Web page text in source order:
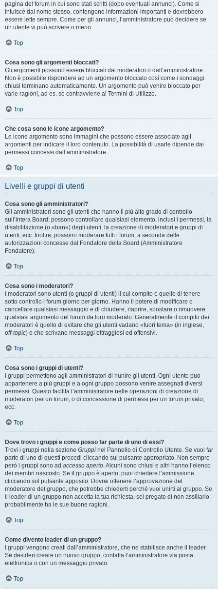
pagina del forum in cui sono stati scritti (dopo eventuali annunci). Come si
intuisce dal nome stesso, contengono informazioni importanti e dovrebbero
essere lette sempre. Come per gli annunci, l’amministratore può decidere se
un utente vi può scrivere o meno.
Top
Cosa sono gli argomenti bloccati?
Gli argomenti possono essere bloccati dai moderatori o dall’amministratore.
Non è possibile rispondere ad un argomento bloccato così come i sondaggi
chiusi terminano automaticamente. Un argomento può venire bloccato per
varie ragioni, ad es. se contravviene ai Termini di Utilizzo.
Top
Che cosa sono le icone argomento?
Le icone argomento sono immagini che possono essere associate agli
argomenti per indicare il loro contenuto. La possibilità di usarle dipende dai
permessi concessi dall’amministratore.
Top
Livelli e gruppi di utenti
Cosa sono gli amministratori?
Gli amministratori sono gli utenti che hanno il più alto grado di controllo
sull’intera Board; possono controllare qualsiasi elemento, inclusi i permessi, la
disabilitazione (o «ban») degli utenti, la creazione di moderatori e gruppi di
utenti, ecc. Inoltre, possono moderare tutti i forum, a seconda delle
autorizzazioni concesse dal Fondatore della Board (Amministratore
Fondatore).
Top
Cosa sono i moderatori?
I moderatori sono utenti (o gruppi di utenti) il cui compito è quello di tenere
sotto controllo i forum giorno per giorno. Hanno il potere di modificare o
cancellare qualsiasi messaggio e di chiudere, riaprire, spostare o rimuovere
qualsiasi argomento del forum da loro moderato. Generalmente il compito dei
moderatori è quello di evitare che gli utenti vadano «fuori tema» (in inglese,
off-topic) o che scrivano messaggi oltraggiosi ed offensivi.
Top
Cosa sono i gruppi di utenti?
I gruppi permettono agli amministratori di riunire gli utenti. Ogni utente può
appartenere a più gruppi e a ogni gruppo possono venire assegnati diversi
permessi. Questo facilita l’amministratore nelle operazioni di creazione di
moderatori per un forum, o di concessione di permessi per un forum privato,
ecc.
Top
Dove trovo i gruppi e come posso far parte di uno di essi?
Trovi i gruppi nella sezione Gruppi nel Pannello di Controllo Utente. Se vuoi far
parte di uno di questi procedi cliccando sul pulsante appropriato. Non sempre
però i gruppi sono ad accesso aperto. Alcuni sono chiusi e altri hanno l’elenco
dei membri nascosto. Se il gruppo è aperto, puoi chiedere l’ammissione
cliccando sul pulsante apposito. Dovrai ottenere l’approvazione del
moderatore del gruppo, che potrebbe chiederti perché vuoi unirti al gruppo. Se
il leader di un gruppo non accetta la tua richiesta, sei pregato di non assillarlo:
probabilmente ha le sue buone ragioni.
Top
Come divento leader di un gruppo?
I gruppi vengono creati dall’amministratore, che ne stabilisce anche il leader.
Se desideri creare un nuovo gruppo, contatta l’amministratore via posta
elettronica o con un messaggio privato.
Top